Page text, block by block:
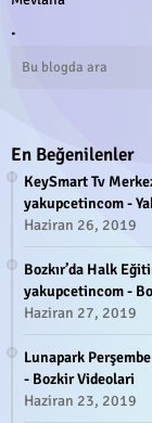
.
En Beğenilenler
KeySmart Tv
yakupcetincom -
Haziran 26, 2019
Bozkır’da Halk
yakupcetincom -
Haziran 27, 2019
Lunapark
- Bozkir Videolari
Haziran 23, 2019